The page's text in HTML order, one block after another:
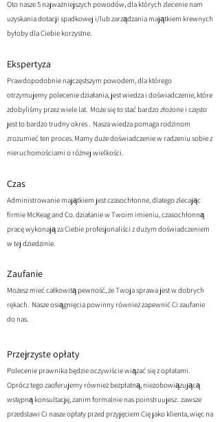
Oto nasze 5 najważniejszych powodów, dla których zlecenie nam
uzyskania dotacji spadkowej i/lub zarządzania majątkiem krewnych
byłoby dla Ciebie korzystne.
Ekspertyza
Prawdopodobnie najczęstszym powodem, dla którego
otrzymujemy polecenie działania, jest wiedza i doświadczenie, które
zdobyliśmy przez wiele lat. Może się to stać bardzo złożone i często
jest to bardzo trudny okres . Nasza wiedza pomaga rodzinom
zrozumieć ten proces. Mamy duże doświadczenie w radzeniu sobie z
nieruchomościami o różnej wielkości.
Czas
Administrowanie majątkiem jest czasochłonne, dlatego zlecając
firmie McKeag and Co. działanie w Twoim imieniu, czasochłonną
pracę wykonają za Ciebie profesjonaliści z dużym doświadczeniem
w tej dziedzinie.
Zaufanie
Możesz mieć całkowitą pewność, że Twoja sprawa jest w dobrych
rękach. Nasze osiągnięcia powinny również zapewnić Ci zaufanie
do nas.
Przejrzyste opłaty
Polecenie prawnika będzie oczywiście wiązać się z opłatami.
Oprócz tego zaoferujemy również bezpłatną, niezobowiązującą
wstępną konsultację, zanim formalnie nas poinstruujesz. zawsze
przedstawi Ci nasze opłaty przed przyjęciem Cię jako klienta, więc na